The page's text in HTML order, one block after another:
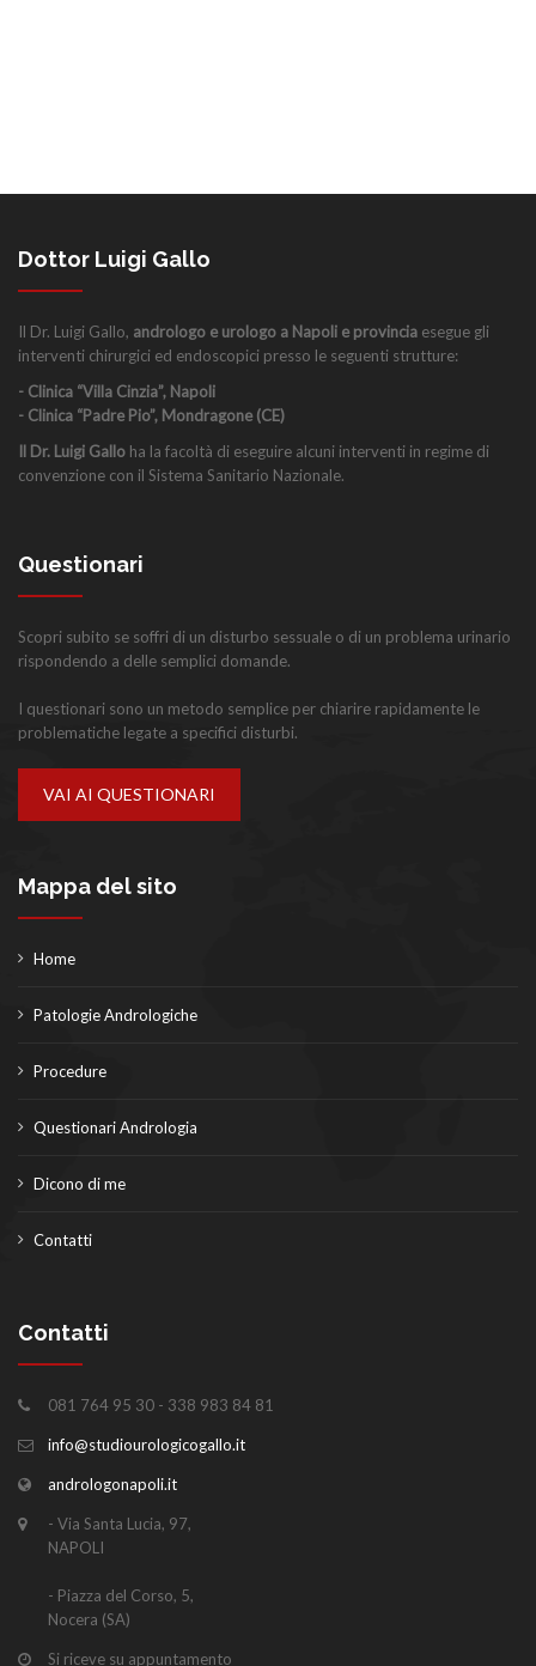
Dottor Luigi Gallo
Il Dr. Luigi Gallo, andrologo e urologo a Napoli e provincia esegue gli
interventi chirurgici ed endoscopici presso le seguenti strutture:
- Clinica “Villa Cinzia”, Napoli
- Clinica “Padre Pio”, Mondragone (CE)
Il Dr. Luigi Gallo ha la facoltà di eseguire alcuni interventi in regime di
convenzione con il Sistema Sanitario Nazionale.
Questionari
Scopri subito se soffri di un disturbo sessuale o di un problema urinario
rispondendo a delle semplici domande.
I questionari sono un metodo semplice per chiarire rapidamente le
problematiche legate a specifici disturbi.
VAI AI QUESTIONARI
Mappa del sito
Home
Patologie Andrologiche
Procedure
Questionari Andrologia
Dicono di me
Contatti
Contatti
081 764 95 30 - 338 983 84 81
info@studiourologicogallo.it
andrologonapoli.it
- Via Santa Lucia, 97,
NAPOLI
- Piazza del Corso, 5,
Nocera (SA)
Si riceve su appuntamento